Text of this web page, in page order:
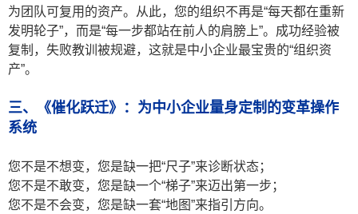
为团队可复用的资产。从此，您的组织不再是“每天都在重新
发明轮子”，而是“每一步都站在前人的肩膀上”。成功经验被
复制，失败教训被规避，这就是中小企业最宝贵的“组织资
产”。
三、《催化跃迁》：为中小企业量身定制的变革操作
系统
您不是不想变，您是缺一把“尺子”来诊断状态；
您不是不敢变，您是缺一个“梯子”来迈出第一步；
您不是不会变，您是缺一套“地图”来指引方向。